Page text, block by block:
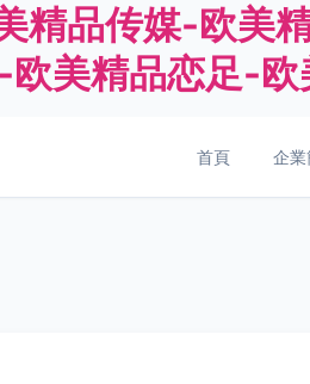
精品传媒-欧美
美精品恋足-欧
首頁 企業